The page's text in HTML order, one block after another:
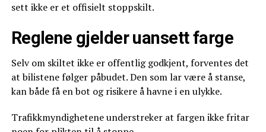
sett ikke er et offisielt stoppskilt.
Reglene gjelder uansett farge
Selv om skiltet ikke er offentlig godkjent, forventes det
at bilistene følger påbudet. Den som lar være å stanse,
kan både få en bot og risikere å havne i en ulykke.
Trafikkmyndighetene understreker at fargen ikke fritar